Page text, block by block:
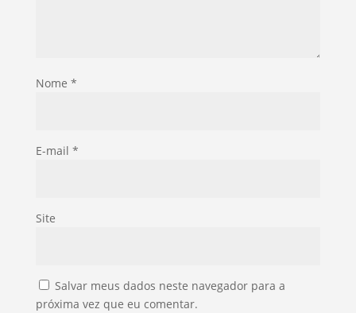
Nome *
E-mail *
Site
Salvar meus dados neste navegador para a
próxima vez que eu comentar.